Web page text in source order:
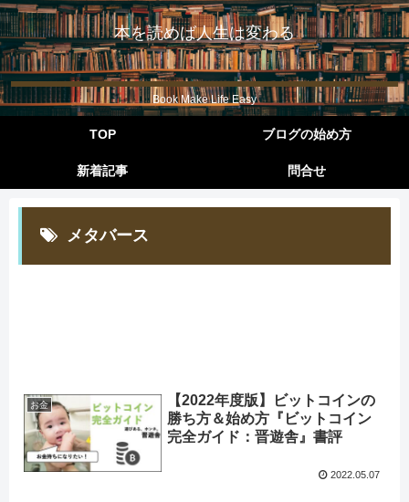
本を読めば人生は変わる
Book Make Life Easy
TOP ブログの始め方
新着記事 問合せ
メタバース
お金
【2022年度版】ビットコインの
勝ち方＆始め方『ビットコイン
完全ガイド：晋遊舎』書評
2022.05.07